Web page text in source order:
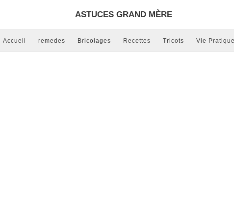
ASTUCES GRAND MÈRE
Accueil remedes Bricolages Recettes Tricots Vie Pratique